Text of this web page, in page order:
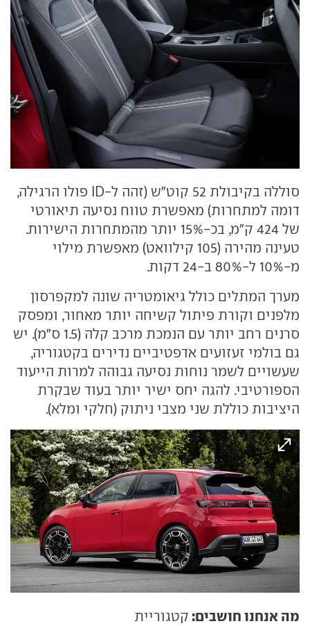
סוללה בקיבולת 52 קוט"ש (זהה ל-ID פולו הרגילה,
דומה למתחרות) מאפשרת טווח נסיעה תיאורטי
של 424 ק"מ, בכ-15% יותר מהמתחרות הישירות.
טעינה מהירה (105 קילוואט) מאפשרת מילוי
מ-10% ל-80% ב-24 דקות.
מערך המתלים כולל גיאומטריה שונה למקפרסון
מלפנים וקורת פיתול קשיחה יותר מאחור, ומפסק
סרנים רחב יותר עם הנמכת מרכב קלה (1.5 ס"מ). יש
גם בולמי זעזועים אדפטיביים נדירים בקטגוריה,
שעשויים לשמר נוחות נסיעה גבוהה למרות הייעוד
הספורטיבי. להגה יחס ישיר יותר בעוד שבקרת
היציבות כוללת שני מצבי ניתוק (חלקי ומלא).
מה אנחנו חושבים: קטגוריית